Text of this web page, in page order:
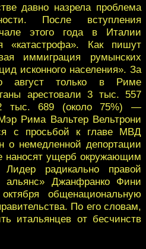
давно назрела проблема
После вступления
этого года в Италии
«катастрофа». Как пишут
иммиграция румынских
исконного населения». За
август только в Риме
арестовали 3 тыс. 557
тыс. 689 (около 75%) —
Рима Вальтер Вельтрони
с просьбой к главе МВД
о немедленной депортации
наносят ущерб окружающим
радикально правой
альянс» Джанфранко Фини
общенациональную
По его словам,
итальянцев от бесчинств